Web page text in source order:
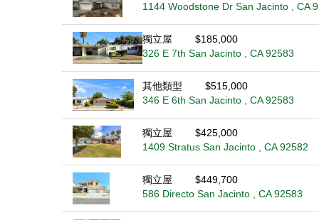
1144 Woodstone Dr San Jacinto , CA
獨立屋
$185,000
326 E 7th San Jacinto , CA 92583
其他類型
$515,000
346 E 6th San Jacinto , CA 92583
獨立屋
$425,000
1409 Stratus San Jacinto , CA 92582
獨立屋
$449,700
586 Directo San Jacinto , CA 92583